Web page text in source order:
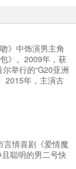
》中饰演男主角
》。2009年，获
举行的“G20亚洲
2015年，主演古
言情喜剧《爱情魔
聪明的男二号快